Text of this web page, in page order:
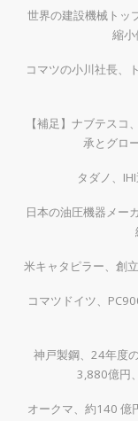
世界の建設機械トッ
縮
コマツの小川社長、
【補足】ナブテス
承とグロ
タダノ、
日本の油圧機器メー
米キャタピラー、創
コマツドイツ、
神戸製鋼、24年度
3,880億円
オークマ、約140 億